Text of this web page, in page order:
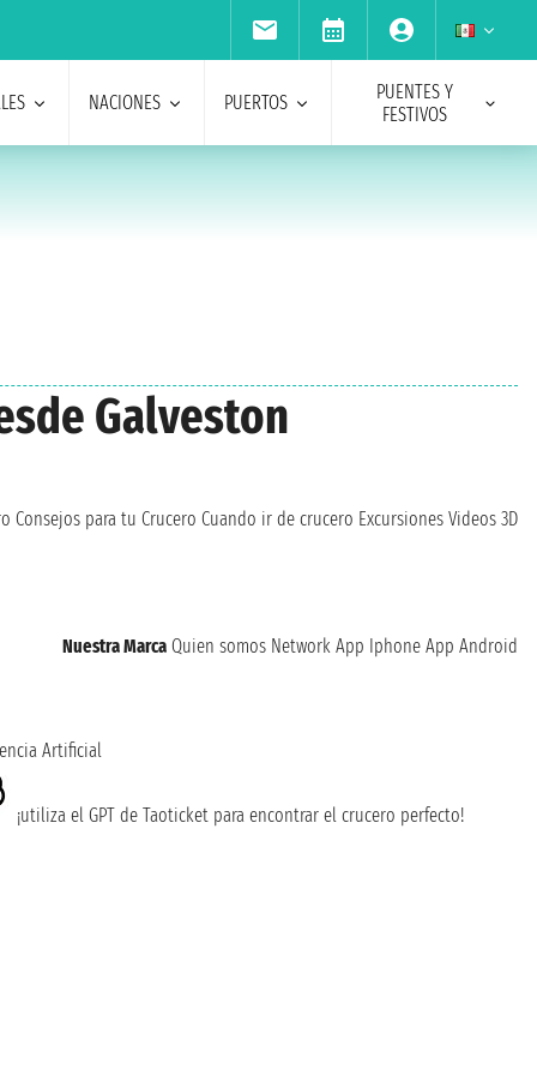
NACIONES PUERTOS
PUENTES Y
FESTIVOS
Galveston
Consejos para tu Crucero Cuando ir de crucero Excursiones Videos 3D
Nuestra Marca Quien somos Network App Iphone App Android
Artificial
¡utiliza el GPT de Taoticket para encontrar el crucero perfecto!